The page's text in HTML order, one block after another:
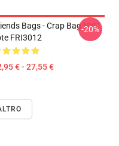
Bags - Crap Bag NYC
FRI3012
€ - 27,55 €
-20%